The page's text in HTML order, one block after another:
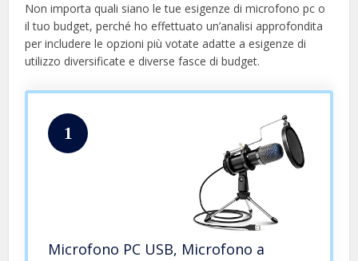
Non importa quali siano le tue esigenze di microfono pc o
il tuo budget, perché ho effettuato un’analisi approfondita
per includere le opzioni più votate adatte a esigenze di
utilizzo diversificate e diverse fasce di budget.
1
Microfono PC USB, Microfono a